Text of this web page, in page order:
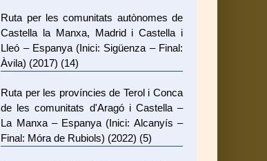
Ruta per les comunitats autònomes de
Castella la Manxa, Madrid i Castella i
Lleó – Espanya (Inici: Sigüenza – Final:
Àvila) (2017) (14)
Ruta per les províncies de Terol i Conca
de les comunitats d'Aragó i Castella –
La Manxa – Espanya (Inici: Alcanyís –
Final: Móra de Rubiols) (2022) (5)